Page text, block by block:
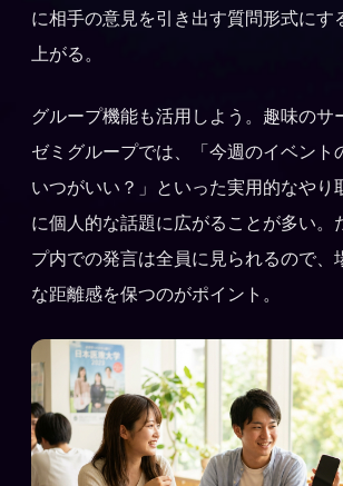
に相手の意見を引き出す質問形式にす
上がる。
グループ機能も活用しよう。趣味のサ
ゼミグループでは、「今週のイベント
いつがいい？」といった実用的なやり
に個人的な話題に広がることが多い。
プ内での発言は全員に見られるので、
な距離感を保つのがポイント。